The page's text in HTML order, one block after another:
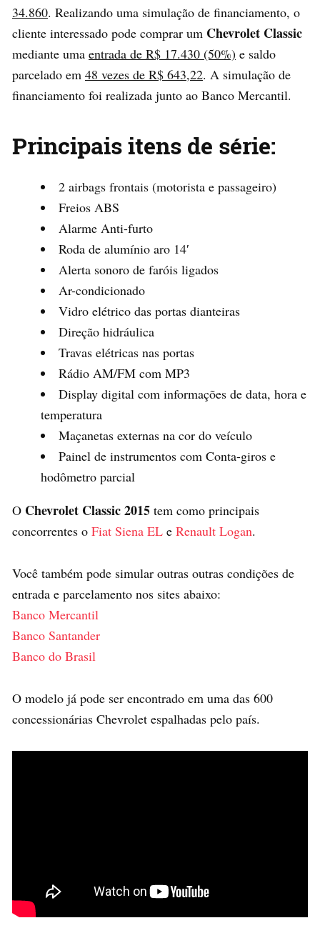
34.860. Realizando uma simulação de financiamento, o
cliente interessado pode comprar um Chevrolet Classic
mediante uma entrada de R$ 17.430 (50%) e saldo
parcelado em 48 vezes de R$ 643,22. A simulação de
financiamento foi realizada junto ao Banco Mercantil.
Principais itens de série:
2 airbags frontais (motorista e passageiro)
Freios ABS
Alarme Anti-furto
Roda de alumínio aro 14′
Alerta sonoro de faróis ligados
Ar-condicionado
Vidro elétrico das portas dianteiras
Direção hidráulica
Travas elétricas nas portas
Rádio AM/FM com MP3
Display digital com informações de data, hora e
temperatura
Maçanetas externas na cor do veículo
Painel de instrumentos com Conta-giros e
hodômetro parcial
O Chevrolet Classic 2015 tem como principais
concorrentes o Fiat Siena EL e Renault Logan.
Você também pode simular outras outras condições de
entrada e parcelamento nos sites abaixo:
Banco Mercantil
Banco Santander
Banco do Brasil
O modelo já pode ser encontrado em uma das 600
concessionárias Chevrolet espalhadas pelo país.